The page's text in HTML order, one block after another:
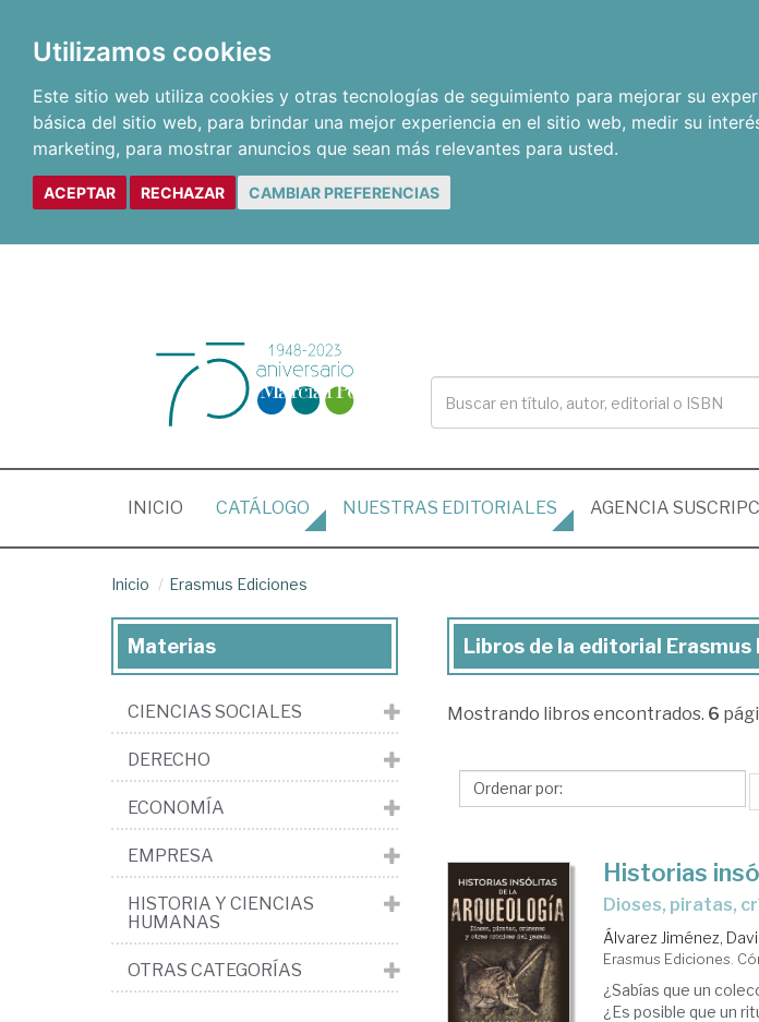
Utilizamos cookies
Este sitio web utiliza cookies y otras tecnologías de seguimiento para mejorar su
básica del sitio web, para brindar una mejor experiencia en el sitio web, medir su
marketing, para mostrar anuncios que sean más relevantes para usted.
ACEPTAR RECHAZAR CAMBIAR PREFERENCIAS
INICIO (CURRENT)
CATÁLOGO NUESTRAS EDITORIALES AGENCIA
Inicio Erasmus Ediciones
Libros
la
Erasmus
Libros de la editorial Erasmus
Mostrando libros encontrados. 6
Historias
Dioses, piratas,
Álvarez Jiménez,
Erasmus Ediciones.
¿Sabías que un
¿Es posible que un
Materias
CIENCIAS SOCIALES
DERECHO
ECONOMÍA
EMPRESA
HISTORIA Y CIENCIAS
HUMANAS
OTRAS CATEGORÍAS